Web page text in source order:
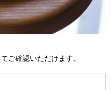
ご確認いただけます。